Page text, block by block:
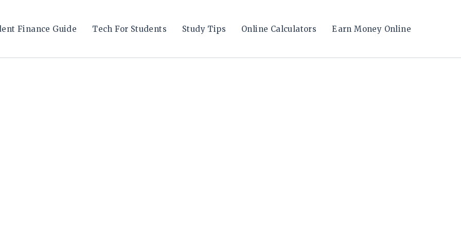
Finance Guide Tech For Students Study Tips Online Calculators Earn Money Online